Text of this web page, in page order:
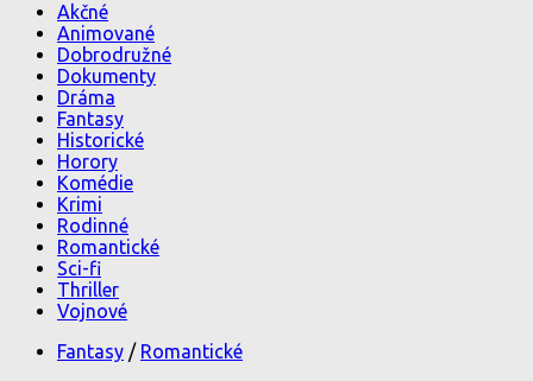
Akčné
Animované
Dobrodružné
Dokumenty
Dráma
Fantasy
Historické
Horory
Komédie
Krimi
Rodinné
Romantické
Sci-fi
Thriller
Vojnové
Fantasy / Romantické